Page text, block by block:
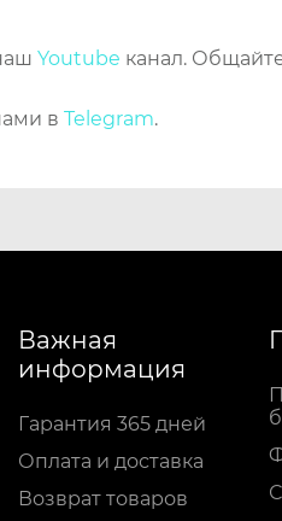
Youtube канал.
в Telegram.
Важная
информация
Гарантия 365 дней
Оплата и доставка
Возврат товаров